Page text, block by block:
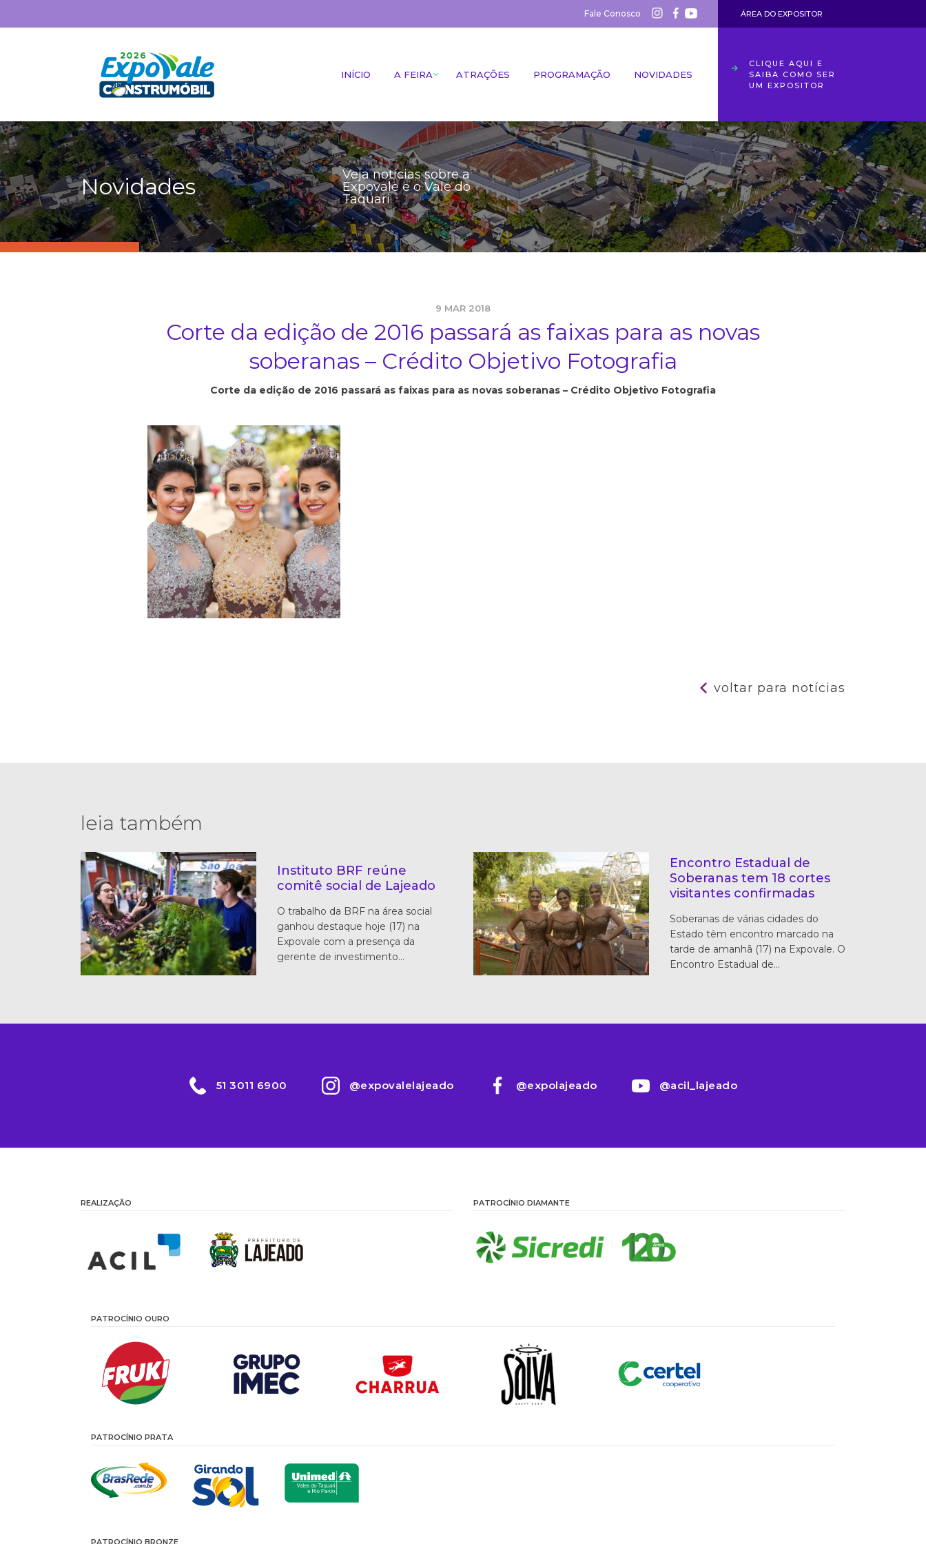
Fale Conosco ÁREA DO EXPOSITOR
INÍCIO A FEIRA ATRAÇÕES PROGRAMAÇÃO NOVIDADES
CLIQUE AQUI E
SAIBA COMO SER
UM EXPOSITOR
Novidades
Veja notícias sobre a
Expovale e o Vale do
Taquari
9 MAR 2018
Corte da edição de 2016 passará as faixas para as novas
soberanas – Crédito Objetivo Fotografia
Corte da edição de 2016 passará as faixas para as novas soberanas – Crédito Objetivo Fotografia
voltar para notícias
leia também
Instituto BRF reúne
comitê social de Lajeado
O trabalho da BRF na área social
ganhou destaque hoje (17) na
Expovale com a presença da
gerente de investimento…
Encontro Estadual de
Soberanas tem 18 cortes
visitantes confirmadas
Soberanas de várias cidades do
Estado têm encontro marcado na
tarde de amanhã (17) na Expovale. O
Encontro Estadual de…
51 3011 6900 @expovalelajeado @expolajeado @acil_lajeado
REALIZAÇÃO PATROCÍNIO DIAMANTE
PATROCÍNIO OURO
PATROCÍNIO PRATA